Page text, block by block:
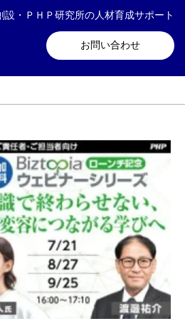
設・ＰＨＰ研究所の人材育成サポート
お問い合わせ
ガジン登録